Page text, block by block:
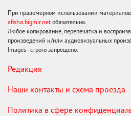
При правомерном использовании материалов
afisha.bigmir.net обязательна.
Любое копирование, перепечатка и
произведений и/или аудиовизуальных
Images - строго запрещено.
Редакция
Наши контакты и схема проезда
Политика в сфере